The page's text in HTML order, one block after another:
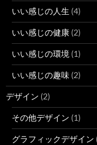
いい感じの人生 (4)
いい感じの健康 (2)
いい感じの環境 (1)
いい感じの趣味 (2)
デザイン (2)
その他デザイン (1)
グラフィックデザイン